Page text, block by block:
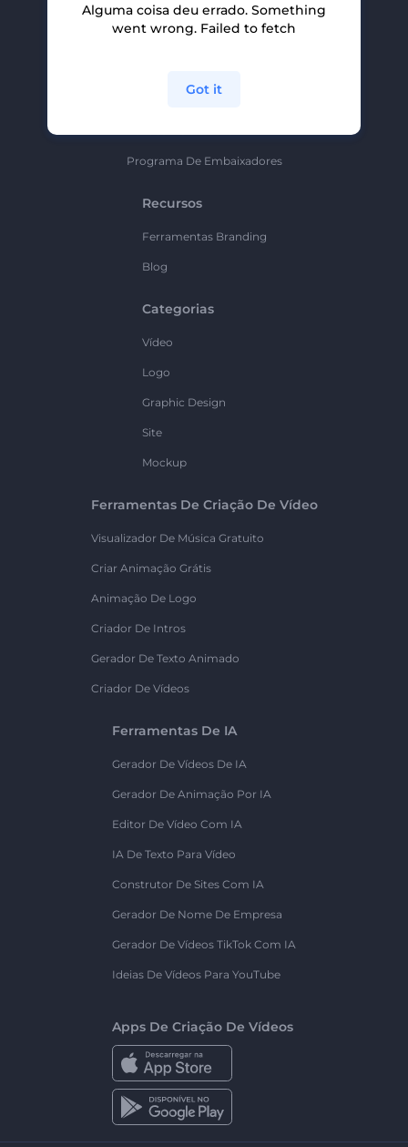
Programa De Afiliados
Programa De Embaixadores
Recursos
Ferramentas Branding
Blog
Categorias
Vídeo
Logo
Graphic Design
Site
Mockup
Ferramentas De Criação De Vídeo
Visualizador De Música Gratuito
Criar Animação Grátis
Animação De Logo
Criador De Intros
Gerador De Texto Animado
Criador De Vídeos
Ferramentas De IA
Gerador De Vídeos De IA
Gerador De Animação Por IA
Editor De Vídeo Com IA
IA De Texto Para Vídeo
Construtor De Sites Com IA
Gerador De Nome De Empresa
Gerador De Vídeos TikTok Com IA
Ideias De Vídeos Para YouTube
Apps De Criação De Vídeos
Alguma coisa deu errado. Something
went wrong. Failed to fetch
Got it